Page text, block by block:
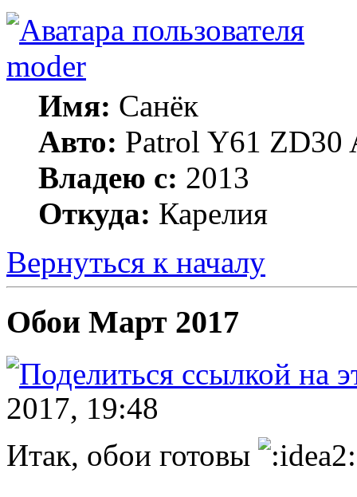
moder
Имя: Санёк
Авто: Patrol Y61 ZD30
Владею с: 2013
Откуда: Карелия
Вернуться к началу
Обои Март 2017
2017, 19:48
Итак, обои готовы